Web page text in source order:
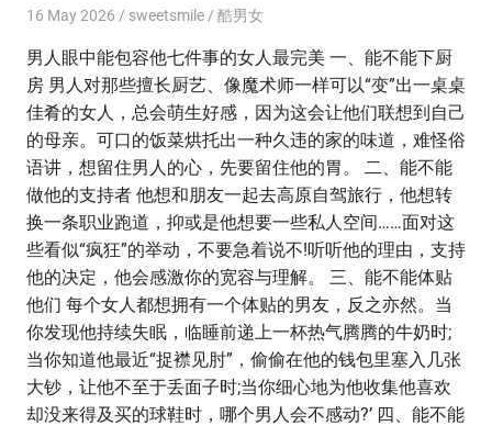
16 May 2026 sweetsmile 酷男女
男人眼中能包容他七件事的女人最完美 一、能不能下厨
房 男人对那些擅长厨艺、像魔术师一样可以“变”出一桌桌
佳肴的女人，总会萌生好感，因为这会让他们联想到自己
的母亲。可口的饭菜烘托出一种久违的家的味道，难怪俗
语讲，想留住男人的心，先要留住他的胃。 二、能不能
做他的支持者 他想和朋友一起去高原自驾旅行，他想转
换一条职业跑道，抑或是他想要一些私人空间……面对这
些看似“疯狂”的举动，不要急着说不!听听他的理由，支持
他的决定，他会感激你的宽容与理解。 三、能不能体贴
他们 每个女人都想拥有一个体贴的男友，反之亦然。当
你发现他持续失眠，临睡前递上一杯热气腾腾的牛奶时;
当你知道他最近“捉襟见肘”，偷偷在他的钱包里塞入几张
大钞，让他不至于丢面子时;当你细心地为他收集他喜欢
却没来得及买的球鞋时，哪个男人会不感动?’ 四、能不能